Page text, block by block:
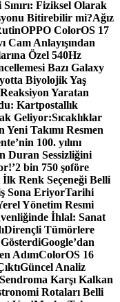
Fiziksel Olarak
Bitirebilir mi?Ağız
OPPO ColorOS 17
Cam Anlayışından
Özel 540Hz
Bazı Galaxy
Biyolojik Yaş
Yaratan
Kartpostallık
Geliyor:Sıcaklıklar
Yeni Takımı Resmen
100. yılını
Duran Sessizliğini
2 bin 750 şoföre
Renk Seçeneği Belli
Sona EriyorTarihi
Yönetim Resmi
İhlal: Sanat
Dirençli Tümörlere
Google’dan
AdımColorOS 16
Güncel Analiz
Karşı Kalkan
Rotaları Belli